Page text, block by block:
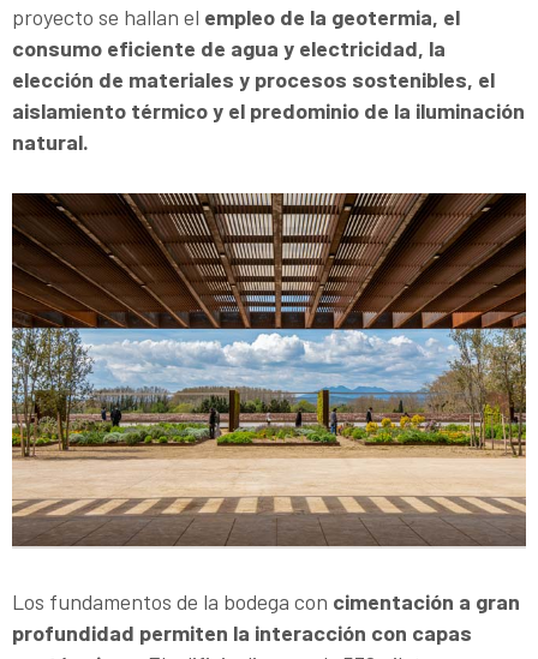
proyecto se hallan el empleo de la geotermia, el
consumo eficiente de agua y electricidad, la
elección de materiales y procesos sostenibles, el
aislamiento térmico y el predominio de la iluminación
natural.
Los fundamentos de la bodega con cimentación a gran
profundidad permiten la interacción con capas